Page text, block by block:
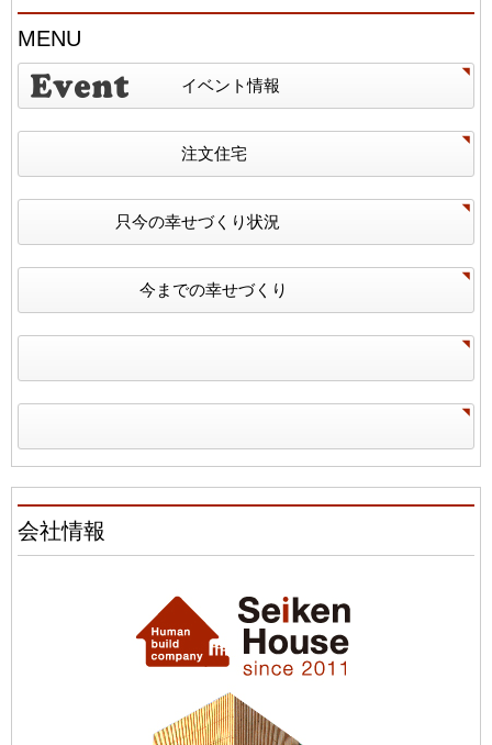
MENU
イベント情報
注文住宅
只今の幸せづくり状況
今までの幸せづくり
会社情報